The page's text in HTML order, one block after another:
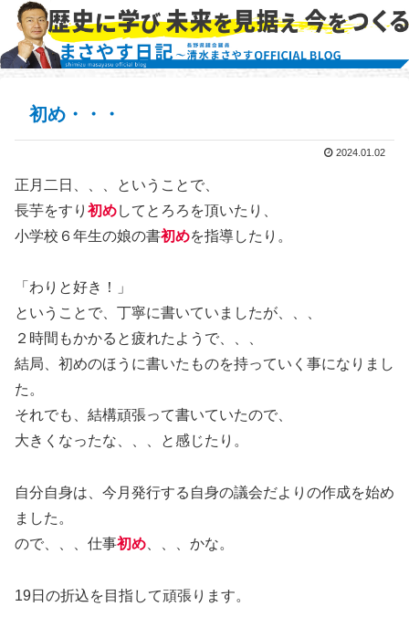
初め・・・
2024.01.02
正月二日、、、ということで、
長芋をすり 初めしてとろろを頂いたり、
小学校６年生の娘の書初めを指導したり。
「わりと好き！」
ということで、丁寧に書いていましたが、、、
２時間もかかると疲れたようで、、、
結局、初めのほうに書いたものを持っていく事になりまし
た。
それでも、結構頑張って書いていたので、
大きくなったな、、、と感じたり。
自分自身は、今月発行する自身の議会だよりの作成を始め
ました。
ので、、、仕事初め 、、、かな。
19日の折込を目指して頑張ります。